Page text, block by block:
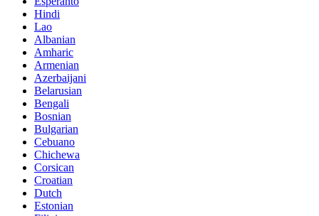
Hindi
Lao
Albanian
Amharic
Armenian
Azerbaijani
Belarusian
Bengali
Bosnian
Bulgarian
Cebuano
Chichewa
Corsican
Croatian
Dutch
Estonian